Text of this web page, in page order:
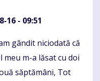
16 - 09:51
gândit niciodată că
m-a lăsat cu doi
săptămâni, Tot